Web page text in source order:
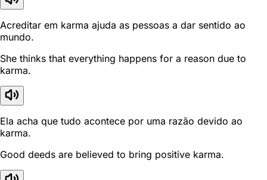
Acreditar em karma ajuda as pessoas a dar sentido ao
mundo.
She thinks that everything happens for a reason due to
karma.
Ela acha que tudo acontece por uma razão devido ao
karma.
Good deeds are believed to bring positive karma.